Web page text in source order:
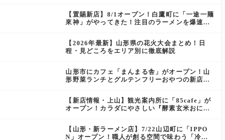
【置賜新店】8/1オープン！白鷹町に「一途一麺
來神」がやってきた！注目のラーメンを爆速実
【2026年最新】山形県の花火大会まとめ！日
程・見どころをエリア別に徹底解説
山形市にカフェ「まんまる舎」がオープン！山
形野菜ランチとグルテンフリーおやつの新店情
【新店情報・上山】観光案内所に「85cafe」が
オープン！カラダにやさしい『酵素玄米おにぎ
【山形・新ラーメン店】7/22山辺町に「IPPO
N」オープン！職人が創る空間で味わう「冷た